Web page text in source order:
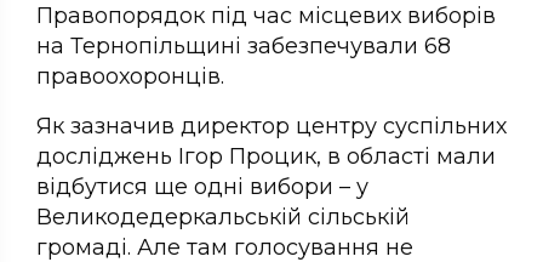
Правопорядок під час місцевих виборів
на Тернопільщині забезпечували 68
правоохоронців.
Як зазначив директор центру суспільних
досліджень Ігор Процик, в області мали
відбутися ще одні вибори – у
Великодедеркальській сільській
громаді. Але там голосування не